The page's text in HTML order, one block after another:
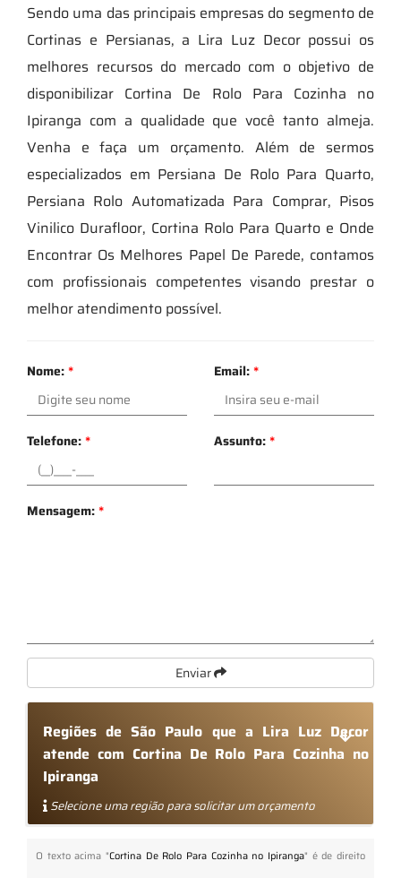
Sendo uma das principais empresas do segmento de
Cortinas e Persianas, a Lira Luz Decor possui os
melhores recursos do mercado com o objetivo de
disponibilizar Cortina De Rolo Para Cozinha no
Ipiranga com a qualidade que você tanto almeja.
Venha e faça um orçamento. Além de sermos
especializados em Persiana De Rolo Para Quarto,
Persiana Rolo Automatizada Para Comprar, Pisos
Vinilico Durafloor, Cortina Rolo Para Quarto e Onde
Encontrar Os Melhores Papel De Parede, contamos
com profissionais competentes visando prestar o
melhor atendimento possível.
Nome:* Email:*
Telefone:* Assunto:*
Mensagem:*
Enviar
Regiões de São Paulo que a Lira Luz Decor
atende com Cortina De Rolo Para Cozinha no
Ipiranga
Selecione uma região para solicitar um orçamento
O texto acima "Cortina De Rolo Para Cozinha no Ipiranga" é de direito